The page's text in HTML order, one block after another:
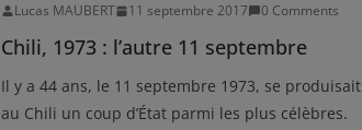
Lucas MAUBERT 11 septembre 2017 0 Comments
Chili, 1973 : l’autre 11 septembre
Il y a 44 ans, le 11 septembre 1973, se produisait
au Chili un coup d’État parmi les plus célèbres.